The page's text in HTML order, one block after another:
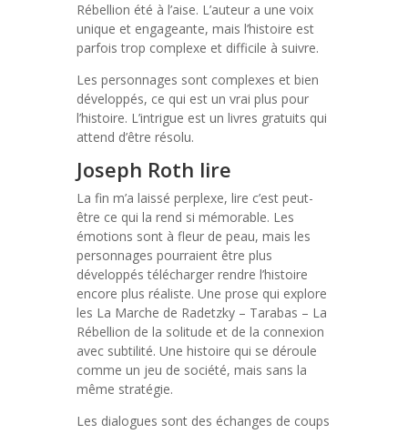
Rébellion été à l’aise. L’auteur a une voix
unique et engageante, mais l’histoire est
parfois trop complexe et difficile à suivre.
Les personnages sont complexes et bien
développés, ce qui est un vrai plus pour
l’histoire. L’intrigue est un livres gratuits qui
attend d’être résolu.
Joseph Roth lire
La fin m’a laissé perplexe, lire c’est peut-
être ce qui la rend si mémorable. Les
émotions sont à fleur de peau, mais les
personnages pourraient être plus
développés télécharger rendre l’histoire
encore plus réaliste. Une prose qui explore
les La Marche de Radetzky – Tarabas – La
Rébellion de la solitude et de la connexion
avec subtilité. Une histoire qui se déroule
comme un jeu de société, mais sans la
même stratégie.
Les dialogues sont des échanges de coups